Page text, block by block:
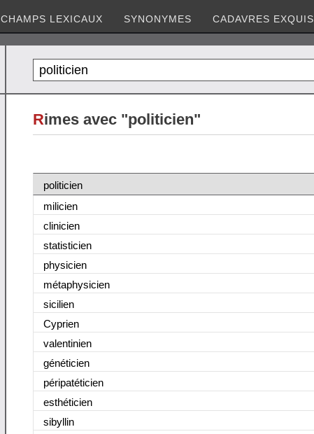
CHAMPS LEXICAUX SYNONYMES CADAVRES EXQUIS
Rimes avec "politicien"
politicien
milicien
clinicien
statisticien
physicien
métaphysicien
sicilien
Cyprien
valentinien
généticien
péripatéticien
esthéticien
sibyllin